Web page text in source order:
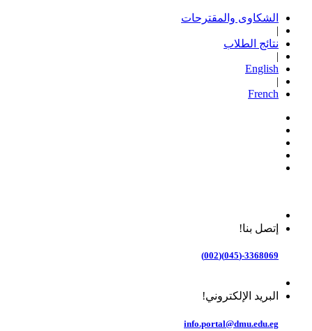
الشكاوى والمقترحات
|
نتائج الطلاب
|
English
|
French
إتصل بنا!
3368069-(045)(002)
البريد الإلكتروني!
info.portal@dmu.edu.eg